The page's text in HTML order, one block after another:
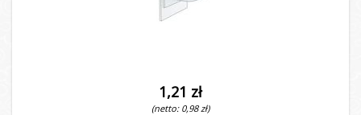
1,21 zł
(netto: 0,98 zł)